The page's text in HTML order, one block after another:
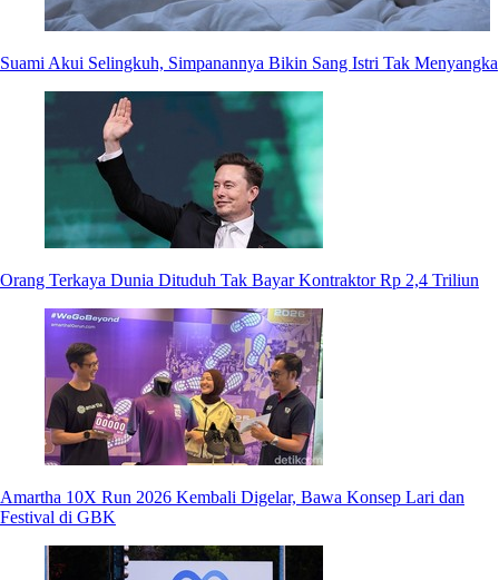
Suami Akui Selingkuh, Simpanannya Bikin Sang Istri Tak Menyangka
Orang Terkaya Dunia Dituduh Tak Bayar Kontraktor Rp 2,4 Triliun
Amartha 10X Run 2026 Kembali Digelar, Bawa Konsep Lari dan
Festival di GBK